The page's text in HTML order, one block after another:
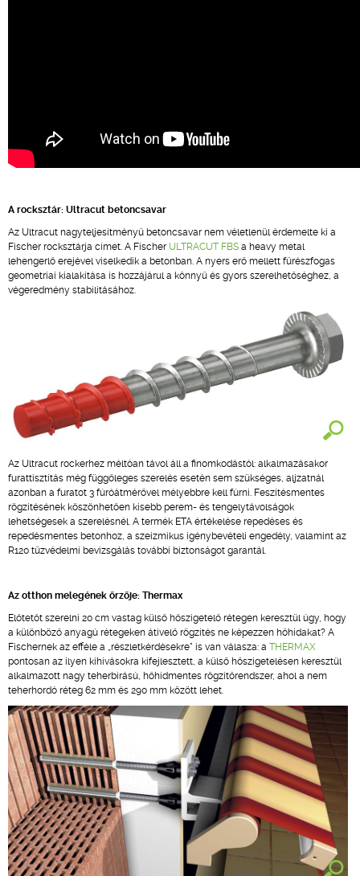
A rocksztár: Ultracut betoncsavar
Az Ultracut nagyteljesítményű betoncsavar nem véletlenül érdemelte ki a
Fischer rocksztárja címet. A Fischer ULTRACUT FBS a heavy metal
lehengerlő erejével viselkedik a betonban. A nyers erő mellett fűrészfogas
geometriai kialakítása is hozzájárul a könnyű és gyors szerelhetőséghez, a
végeredmény stabilitásához.
Az Ultracut rockerhez méltóan távol áll a finomkodástól: alkalmazásakor
furattisztítás még függőleges szerelés esetén sem szükséges, aljzatnál
azonban a furatot 3 fúróátmérővel mélyebbre kell fúrni. Feszítésmentes
rögzítésének köszönhetően kisebb perem- és tengelytávolságok
lehetségesek a szerelésnél. A termék ETA értékelése repedéses és
repedésmentes betonhoz, a szeizmikus igénybevételi engedély, valamint az
R120 tűzvédelmi bevizsgálás további biztonságot garantál.
Az otthon melegének őrzője: Thermax
Előtetőt szerelni 20 cm vastag külső hőszigetelő rétegen keresztül úgy, hogy
a különböző anyagú rétegeken átívelő rögzítés ne képezzen hőhidakat? A
Fischernek az efféle a „részletkérdésekre" is van válasza: a THERMAX
pontosan az ilyen kihívásokra kifejlesztett, a külső hőszigetelésen keresztül
alkalmazott nagy teherbírású, hőhídmentes rögzítőrendszer, ahol a nem
teherhordó réteg 62 mm és 290 mm között lehet.